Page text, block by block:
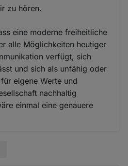
zu hören.
eine moderne freiheitliche
alle Möglichkeiten heutiger
verfügt, sich
und sich als unfähig oder
eigene Werte und
nachhaltig
einmal eine genauere